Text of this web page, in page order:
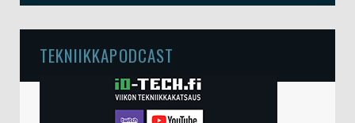
TEKNIIKKAPODCAST